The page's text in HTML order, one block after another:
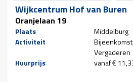
Wijkcentrum Hof van Buren
Oranjelaan 19
Plaats
Middelburg
Activiteit
Vergaderen
Huurprijs
vanaf €